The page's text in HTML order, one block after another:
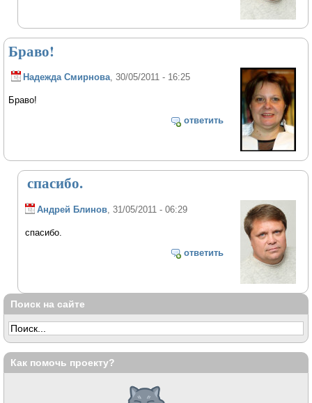
Браво!
Надежда Смирнова, 30/05/2011 - 16:25
Браво!
ответить
спасибо.
Андрей Блинов, 31/05/2011 - 06:29
спасибо.
ответить
Поиск на сайте
Как помочь проекту?